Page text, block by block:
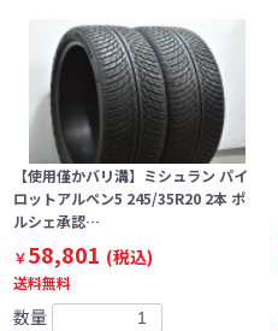
【使用僅かバリ溝】ミシュラン パイ
ロットアルペン5 245/35R20 2本 ポ
ルシェ承認…
￥58,801 (税込)
送料無料
数量